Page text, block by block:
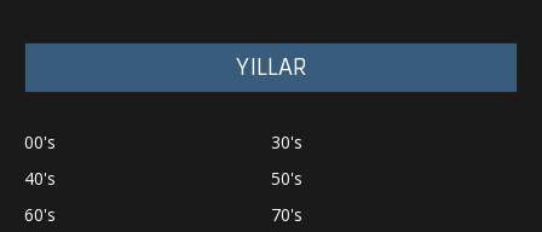
YILLAR
00's
30's
40's
50's
60's
70's